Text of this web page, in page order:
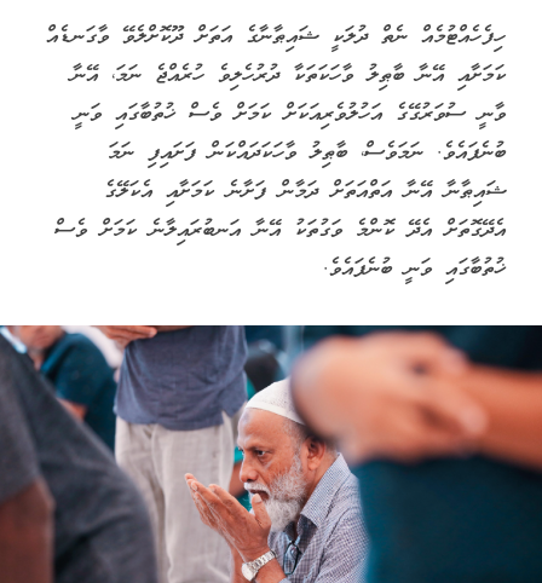
ހިފެހެއްޓުމެއް ނެތް ދުލަކީ ޝައިޠާނާގެ އަތަށް ދޫކޮށްލެވޭ ވާގަނޑެއް
ކަމަށާއި އޭނާ ބާޠިލު ވާހަކަތަކާ ދުރުހެލިވެ ހުރެއްޖެ ނަމަ، އޭނާ
ވާނީ ސުވަރުގޭގެ އަހުލުވެރިއަކަށް ކަމަށް ވެސް ޚުތުބާގައި ވަނީ
ބުނެފައެވެ. ނަމަވެސް، ބާޠިލު ވާހަކަދައްކަން ފަށައިފި ނަމަ
ޝައިޠާނާ އޭނާ އަތްއަތަށް ދަމާން ފަށާނެ ކަމަށާއި އެކަލޭގެ
އެދޭގޮތަށް އެދޭ ކޮންމެ ވަގުތަކު އޭނާ އަނބުރައިލާނެ ކަމަށް ވެސް
ޚުތުބާގައި ވަނީ ބުނެފައެވެ.